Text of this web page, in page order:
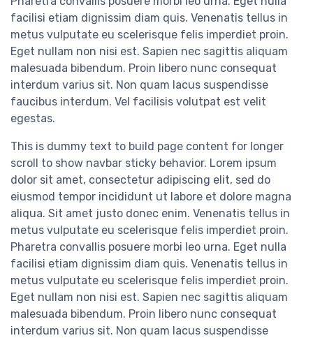
facilisi etiam dignissim diam quis. Venenatis tellus in
metus vulputate eu scelerisque felis imperdiet proin.
Eget nullam non nisi est. Sapien nec sagittis aliquam
malesuada bibendum. Proin libero nunc consequat
interdum varius sit. Non quam lacus suspendisse
faucibus interdum. Vel facilisis volutpat est velit
egestas.
This is dummy text to build page content for longer
scroll to show navbar sticky behavior. Lorem ipsum
dolor sit amet, consectetur adipiscing elit, sed do
eiusmod tempor incididunt ut labore et dolore magna
aliqua. Sit amet justo donec enim. Venenatis tellus in
metus vulputate eu scelerisque felis imperdiet proin.
Pharetra convallis posuere morbi leo urna. Eget nulla
facilisi etiam dignissim diam quis. Venenatis tellus in
metus vulputate eu scelerisque felis imperdiet proin.
Eget nullam non nisi est. Sapien nec sagittis aliquam
malesuada bibendum. Proin libero nunc consequat
interdum varius sit. Non quam lacus suspendisse